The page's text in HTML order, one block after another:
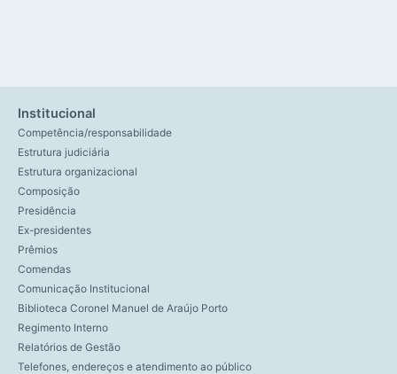
Institucional
Competência/responsabilidade
Estrutura judiciária
Estrutura organizacional
Composição
Presidência
Ex-presidentes
Prêmios
Comendas
Comunicação Institucional
Biblioteca Coronel Manuel de Araújo Porto
Regimento Interno
Relatórios de Gestão
Telefones, endereços e atendimento ao público